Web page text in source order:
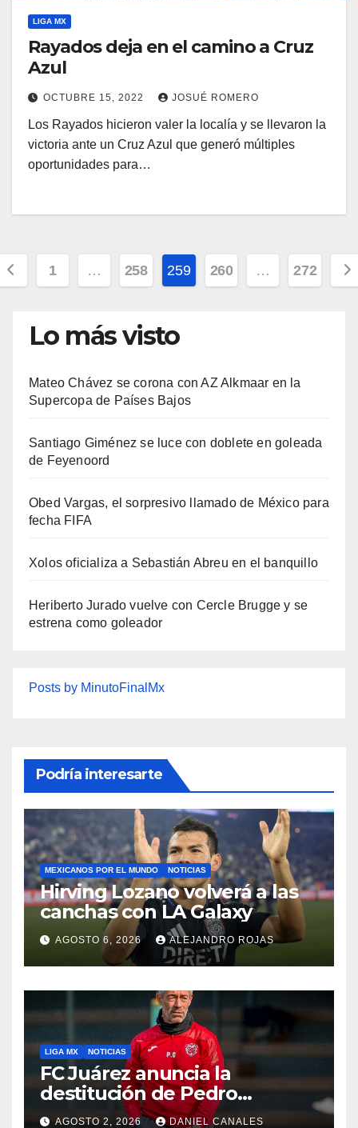
LIGA MX
Rayados deja en el camino a Cruz
Azul
OCTUBRE 15, 2022 JOSUÉ ROMERO
Los Rayados hicieron valer la localía y se llevaron la
victoria ante un Cruz Azul que generó múltiples
oportunidades para…
1 … 258 259 260 … 272
Lo más visto
Mateo Chávez se corona con AZ Alkmaar en la
Supercopa de Países Bajos
Santiago Giménez se luce con doblete en goleada
de Feyenoord
Obed Vargas, el sorpresivo llamado de México para
fecha FIFA
Xolos oficializa a Sebastián Abreu en el banquillo
Heriberto Jurado vuelve con Cercle Brugge y se
estrena como goleador
Posts by MinutoFinalMx
Podría interesarte
MEXICANOS POR EL MUNDO NOTICIAS
Hirving Lozano volverá a las
canchas con LA Galaxy
AGOSTO 6, 2026 ALEJANDRO ROJAS
LIGA MX NOTICIAS
FC Juárez anuncia la
destitución de Pedro
Caixinha
AGOSTO 2, 2026 DANIEL CANALES